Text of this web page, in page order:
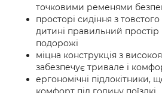
точковими ременями
просторі сидіння з
дитині правильний простір
подорожі
міцна конструкція з
забезпечує тривале і
ергономічні підлокітники,